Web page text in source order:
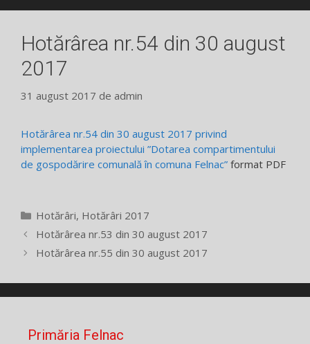
Hotărârea nr.54 din 30 august
2017
31 august 2017 de admin
Hotărârea nr.54 din 30 august 2017 privind
implementarea proiectului ”Dotarea compartimentului
de gospodărire comunală în comuna Felnac” format PDF
Categorii
Hotărâri, Hotărâri 2017
Hotărârea nr.53 din 30 august 2017
Hotărârea nr.55 din 30 august 2017
Primăria Felnac